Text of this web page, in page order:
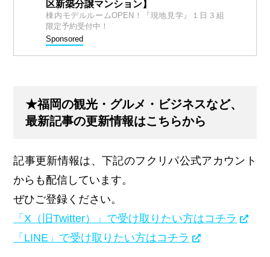
区新築分譲マンション】
棟内モデルルームOPEN！『現地見学』１日３組
限定予約受付中！
Sponsored
★福岡の観光・グルメ・ビジネスなど、
最新記事の更新情報はこちらから
記事更新情報は、下記のフクリパ公式アカウント
からも配信しています。
ぜひご登録ください。
「X（旧Twitter）」で受け取りたい方はコチラ
「LINE」で受け取りたい方はコチラ